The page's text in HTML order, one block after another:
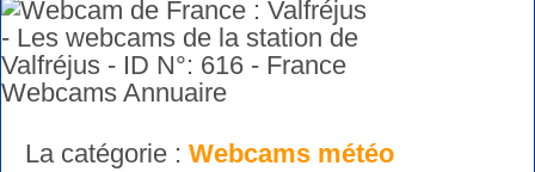
La catégorie : Webcams météo